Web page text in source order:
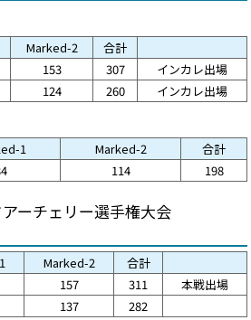
Marked-2
合計
153 307
インカレ出場
124 260 インカレ出場
1 Marked-2
合計
114 198
ーチェリー選手権大会
Marked-2
合計
157 311
本戦出場
137 282